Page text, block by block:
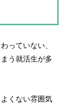
っていない、
う就活生が多
くない雰囲気